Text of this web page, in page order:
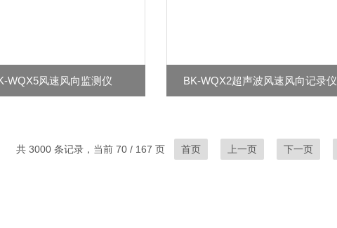
WQX5风速风向监测仪 BK-WQX2超声波风速风向记录仪
共 3000 条记录，当前 70 / 167 页 首页 上一页 下一页